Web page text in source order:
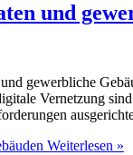
und
gewerbliche
Vernetzung
Weiterlesen »